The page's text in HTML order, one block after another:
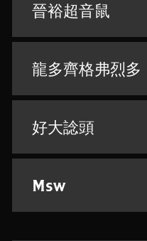
晉裕超音鼠
龍多齊格弗烈多
好大諗頭
Msw